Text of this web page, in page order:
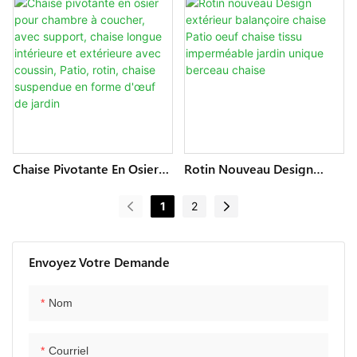
Envoyez Votre Demande
Nom
Courriel
Coussin, Pliable, Extérieur,
Suspendu En Osier, Jardin
Confortable, Avec Coussin,
Chaise De Jardin Pliable En
Rotin Suspendue À Œufs
Avec Support
Chaise Pivotante En Osier
Avec Support, Chaise
Longue Intérieure Et
Patio, Rotin, Chaise
Suspendue En Forme
D'œuf De Jardin
Rotin Nouveau Design
Patio Oeuf Chaise Tissu
Imperméable Jardin Unique
1 2